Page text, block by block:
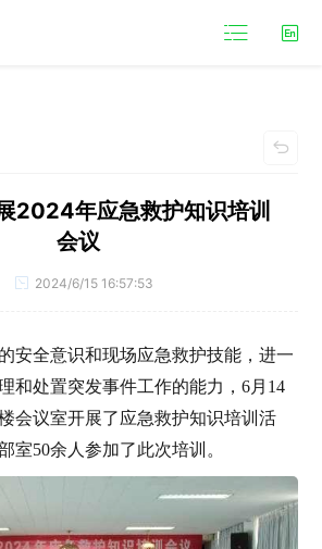


2024年应急救护知识培训
会议
 2024/6/15 16:57:53
安全意识和现场应急救护技能，进一
和处置突发事件工作的能力，6月14
会议室开展了应急救护知识培训活
室50余人参加了此次培训。